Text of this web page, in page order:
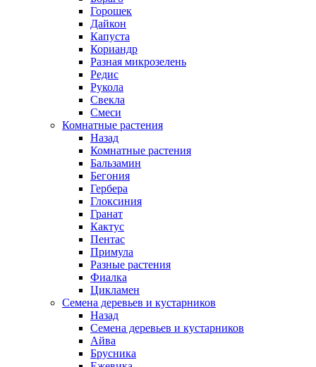
Горошек
Дайкон
Капуста
Кориандр
Разная микрозелень
Редис
Рукола
Свекла
Смеси
Комнатные растения
Назад
Комнатные растения
Бальзамин
Бегония
Гербера
Глоксиния
Гранат
Кактус
Пентас
Примула
Разные растения
Фиалка
Цикламен
Семена деревьев и кустарников
Назад
Семена деревьев и кустарников
Айва
Брусника